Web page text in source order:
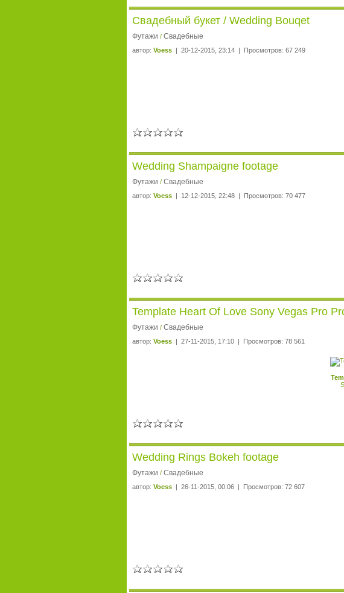
Свадебный букет / Wedding Bouqet
Футажи / Свадебные
автор: Voess | 20-12-2015, 23:14 | Просмотров: 67 249
Wedding Shampaigne footage
Футажи / Свадебные
автор: Voess | 12-12-2015, 22:48 | Просмотров: 70 477
Template Heart Of Love Sony Vegas Pro
Футажи / Свадебные
автор: Voess | 27-11-2015, 17:10 | Просмотров: 78 561
Wedding Rings Bokeh footage
Футажи / Свадебные
автор: Voess | 26-11-2015, 00:06 | Просмотров: 72 607